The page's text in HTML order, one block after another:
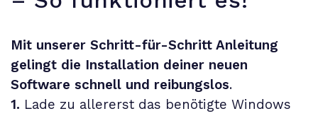
Mit unserer Schritt-für-Schritt Anleitung
gelingt die Installation deiner neuen
Software schnell und reibungslos.
1. Lade zu allererst das benötigte Windows